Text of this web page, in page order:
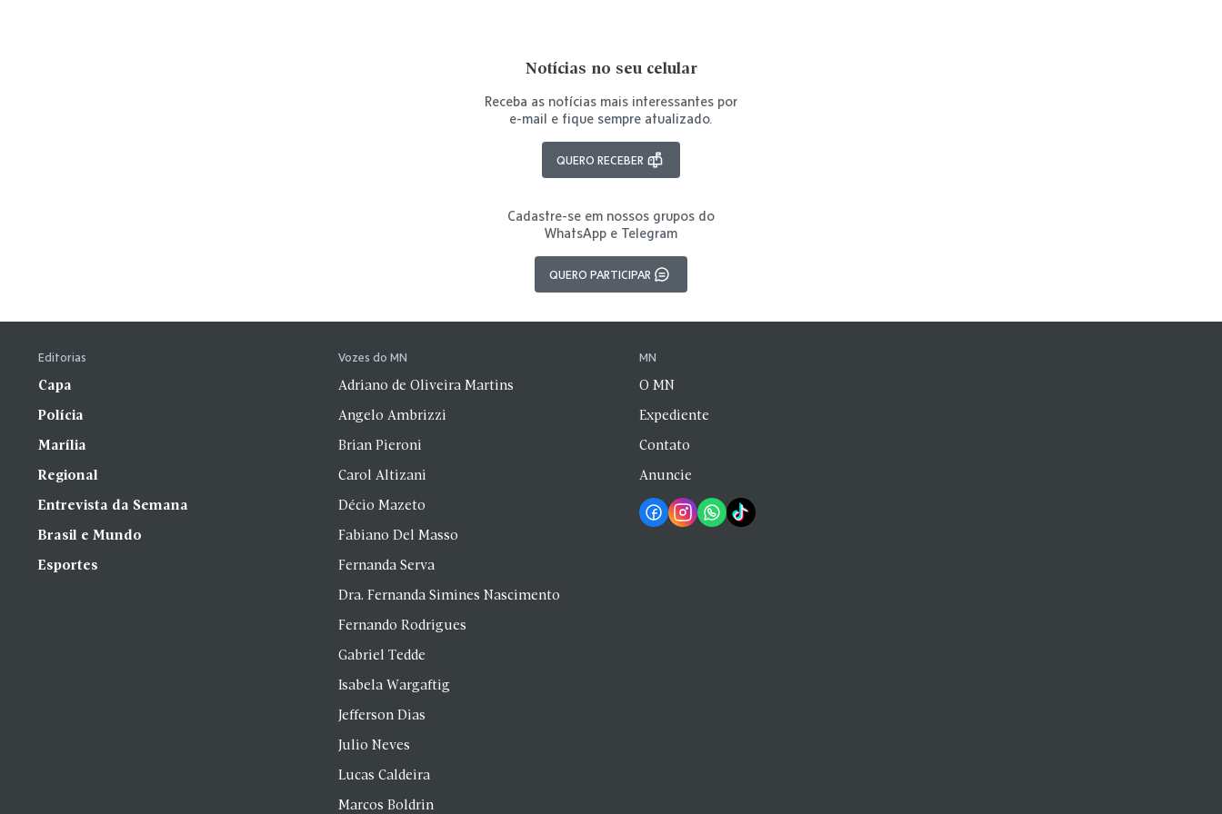
Notícias no seu celular
Receba as notícias mais interessantes por
e-mail e fique sempre atualizado.
QUERO RECEBER
Cadastre-se em nossos grupos do
WhatsApp e Telegram
QUERO PARTICIPAR
Editorias
Capa
Polícia
Marília
Regional
Entrevista da Semana
Brasil e Mundo
Esportes
Vozes do MN
Adriano de Oliveira Martins
Angelo Ambrizzi
Brian Pieroni
Carol Altizani
Décio Mazeto
Fabiano Del Masso
Fernanda Serva
Dra. Fernanda Simines Nascimento
Fernando Rodrigues
Gabriel Tedde
Isabela Wargaftig
Jefferson Dias
Julio Neves
Lucas Caldeira
Marcos Boldrin
MN
O MN
Expediente
Contato
Anuncie